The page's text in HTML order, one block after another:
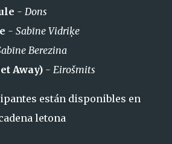
- Dons
- Sabīne Vidriķe
Berezina
Away) - Eirošmits
están disponibles en
letona